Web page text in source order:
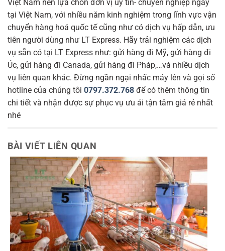
Việt Nam nên lựa chon đơn vị uy tín- chuyên nghiệp ngay
tại Việt Nam, với nhiều năm kinh nghiệm trong lĩnh vực vận
chuyển hàng hoá quốc tế cũng như có dịch vụ hấp dẫn, ưu
tiên người dùng như LT Express. Hãy trải nghiệm các dịch
vụ sẵn có tại LT Express như: gửi hàng đi Mỹ, gửi hàng đi
Úc, gửi hàng đi Canada, gửi hàng đi Pháp,…và nhiều dịch
vụ liên quan khác. Đừng ngần ngại nhấc máy lên và gọi số
hotline của chúng tôi 0797.372.768 để có thêm thông tin
chi tiết và nhận được sự phục vụ ưu ái tận tâm giá rẻ nhất
nhé
BÀI VIẾT LIÊN QUAN